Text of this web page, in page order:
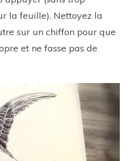
la feuille). Nettoyez la
sur un chiffon pour que
et ne fasse pas de